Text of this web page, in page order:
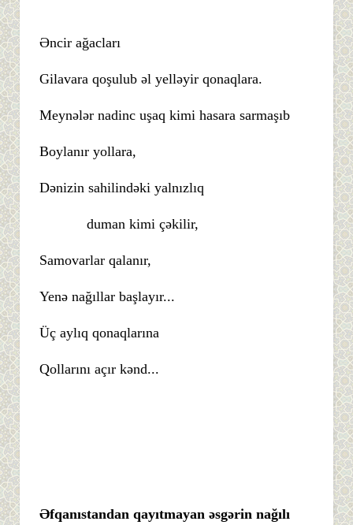
Əncir ağacları
Gilavara qoşulub əl yelləyir qonaqlara.
Meynələr nadinc uşaq kimi hasara sarmaşıb
Boylanır yollara,
Dənizin sahilindəki yalnızlıq
duman kimi çəkilir,
Samovarlar qalanır,
Yenə nağıllar başlayır...
Üç aylıq qonaqlarına
Qollarını açır kənd...
Əfqanıstandan qayıtmayan əsgərin nağılı